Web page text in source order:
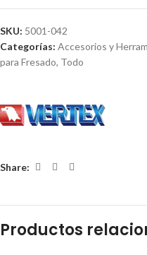
SKU: 5001-042
Categorías: Accesorios y
para Fresado, Todo
Share:
Productos